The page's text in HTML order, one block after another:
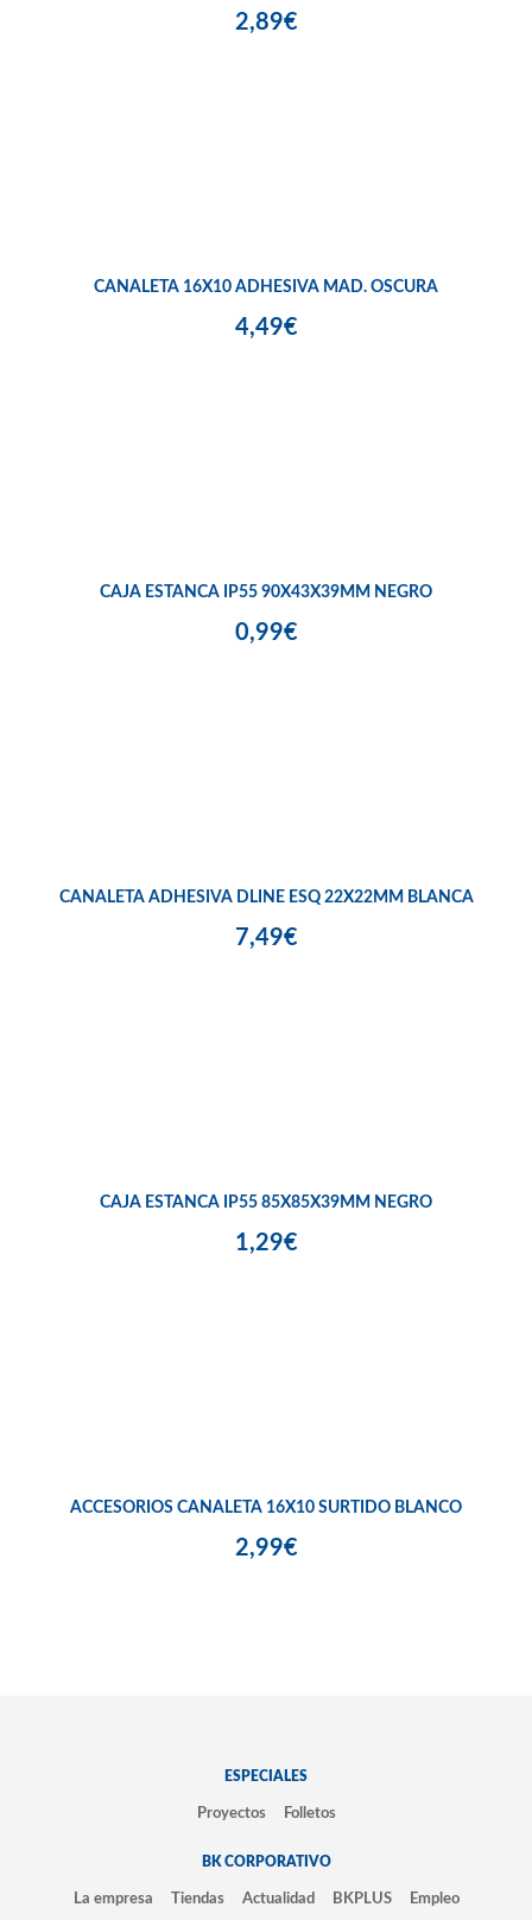
2,89€
CANALETA 16X10 ADHESIVA MAD. OSCURA
4,49€
CAJA ESTANCA IP55 90X43X39MM NEGRO
0,99€
CANALETA ADHESIVA DLINE ESQ 22X22MM BLANCA
7,49€
CAJA ESTANCA IP55 85X85X39MM NEGRO
1,29€
ACCESORIOS CANALETA 16X10 SURTIDO BLANCO
2,99€
ESPECIALES
Proyectos Folletos
BK CORPORATIVO
La empresa Tiendas Actualidad BKPLUS Empleo